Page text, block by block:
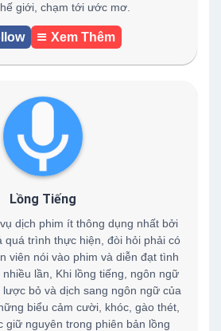
giới, chạm tới ước mơ.
Xem Thêm
Lồng Tiếng
dịch phim ít thông dụng nhất bởi
quá trình thực hiện, đòi hỏi phải có
viên nói vào phim và diễn đạt tình
lần, Khi lồng tiếng, ngôn ngữ
bỏ và dịch sang ngôn ngữ của
biểu cảm cười, khóc, gào thét,
giữ nguyên trong phiên bản lồng